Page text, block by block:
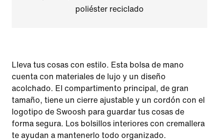
poliéster reciclado
Lleva tus cosas con estilo. Esta bolsa de mano
cuenta con materiales de lujo y un diseño
acolchado. El compartimento principal, de gran
tamaño, tiene un cierre ajustable y un cordón con el
logotipo de Swoosh para guardar tus cosas de
forma segura. Los bolsillos interiores con cremallera
te ayudan a mantenerlo todo organizado.